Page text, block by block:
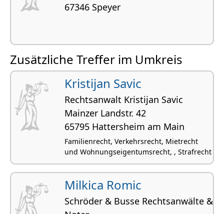
67346 Speyer
Zusätzliche Treffer im Umkreis
Kristijan Savic
Rechtsanwalt Kristijan Savic
Mainzer Landstr. 42
65795 Hattersheim am Main
Familienrecht, Verkehrsrecht, Mietrecht
und Wohnungseigentumsrecht, , Strafrecht
Milkica Romic
Schröder & Busse Rechtsanwälte &